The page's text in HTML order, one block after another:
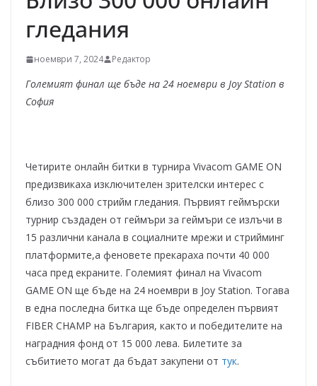
гледания
ноември 7, 2024 Редактор
Големият финал ще бъде на 24 ноември в Joy Station в
София
Четирите онлайн битки в турнира Vivacom GAME ON
предизвикаха изключителен зрителски интерес с
близо 300 000 стрийм гледания. Първият геймърски
турнир създаден от геймъри за геймъри се излъчи в
15 различни канала в социалните мрежи и стрийминг
платформите,а феновете прекараха почти 40 000
часа пред екраните. Големият финал на Vivacom
GAME ON ще бъде на 24 ноември в Joy Station. Тогава
в една последна битка ще бъде определен първият
FIBER CHAMP на България, както и победителите на
наградния фонд от 15 000 лева. Билетите за
събитието могат да бъдат закупени от тук.